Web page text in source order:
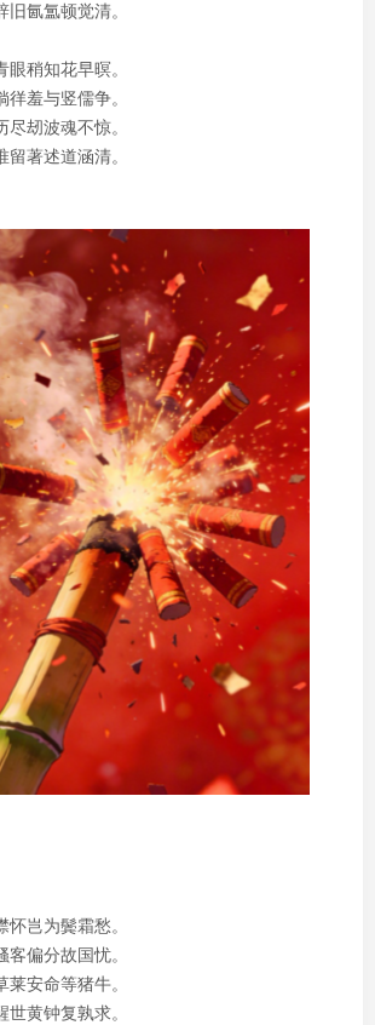
氤氲顿觉清。
稍知花早暝。
羞与竖儒争。
刼波魂不惊。
著述道涵清。
岂为鬓霜愁。
偏分故国忧。
安命等猪牛。
黄钟复孰求。